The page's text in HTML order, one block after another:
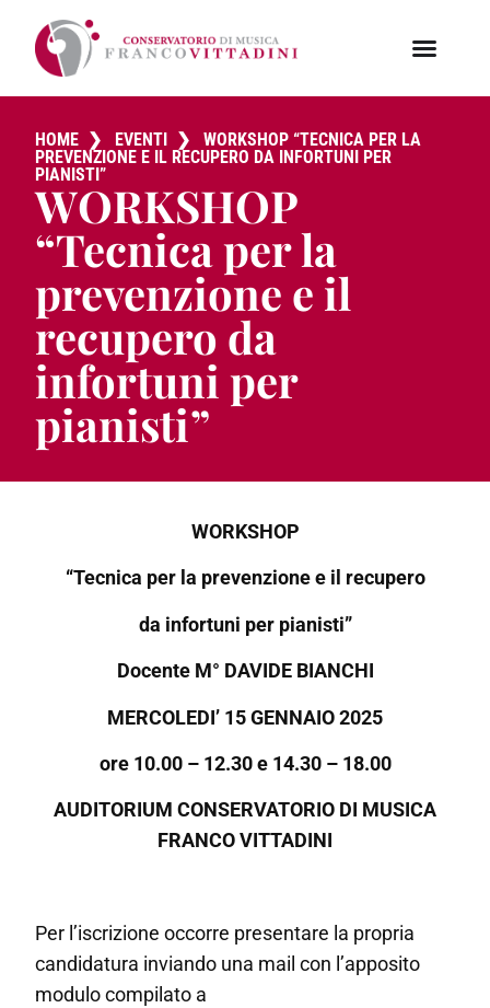
HOME ❯ EVENTI ❯ WORKSHOP “TECNICA PER LA
PREVENZIONE E IL RECUPERO DA INFORTUNI PER
PIANISTI”
WORKSHOP
“Tecnica per la
prevenzione e il
recupero da
infortuni per
pianisti”
WORKSHOP
“Tecnica per la prevenzione e il recupero
da infortuni per pianisti”
Docente M° DAVIDE BIANCHI
MERCOLEDI’ 15 GENNAIO 2025
ore 10.00 – 12.30 e 14.30 – 18.00
AUDITORIUM CONSERVATORIO DI MUSICA
FRANCO VITTADINI
Per l’iscrizione occorre presentare la propria
candidatura inviando una mail con l’apposito
modulo compilato a